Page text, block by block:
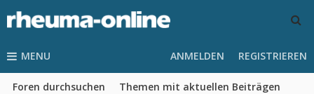
MENU
Foren durchsuchen Themen mit aktuellen Beiträgen
ANMELDEN REGISTRIEREN